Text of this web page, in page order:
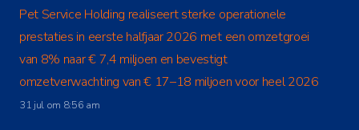
Pet Service Holding realiseert sterke operationele
prestaties in eerste halfjaar 2026 met een omzetgroei
van 8% naar € 7,4 miljoen en bevestigt
omzetverwachting van € 17–18 miljoen voor heel 2026
31 jul om 8:56 am